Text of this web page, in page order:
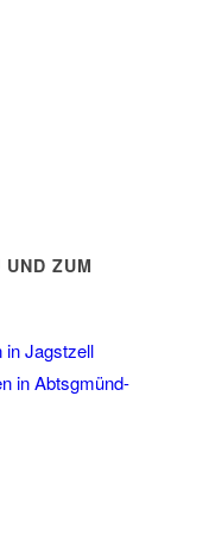
ZUM
in Jagstzell
in Abtsgmünd-